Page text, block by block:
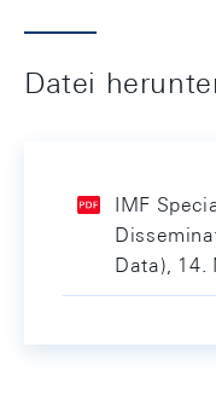
Datei
IMF
Data), 14.